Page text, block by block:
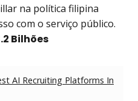
na política filipina
com o serviço público.
Bilhões
AI Recruiting Platforms In